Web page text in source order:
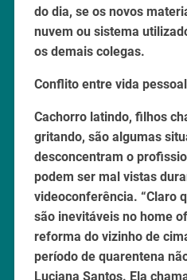
do dia, se os novos
nuvem ou sistema
os demais colegas.
Conflito entre vida
Cachorro latindo, filhos
gritando, são algumas
desconcentram o
podem ser mal vistas
videoconferência. “Claro
são inevitáveis no home
reforma do vizinho de
período de quarentena
Luciana Santos. Ela